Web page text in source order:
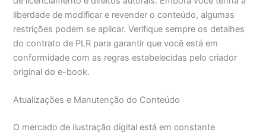
liberdade de modificar e revender o conteúdo, algumas
restrições podem se aplicar. Verifique sempre os detalhes
do contrato de PLR para garantir que você está em
conformidade com as regras estabelecidas pelo criador
original do e-book.
Atualizações e Manutenção do Conteúdo
O mercado de ilustração digital está em constante